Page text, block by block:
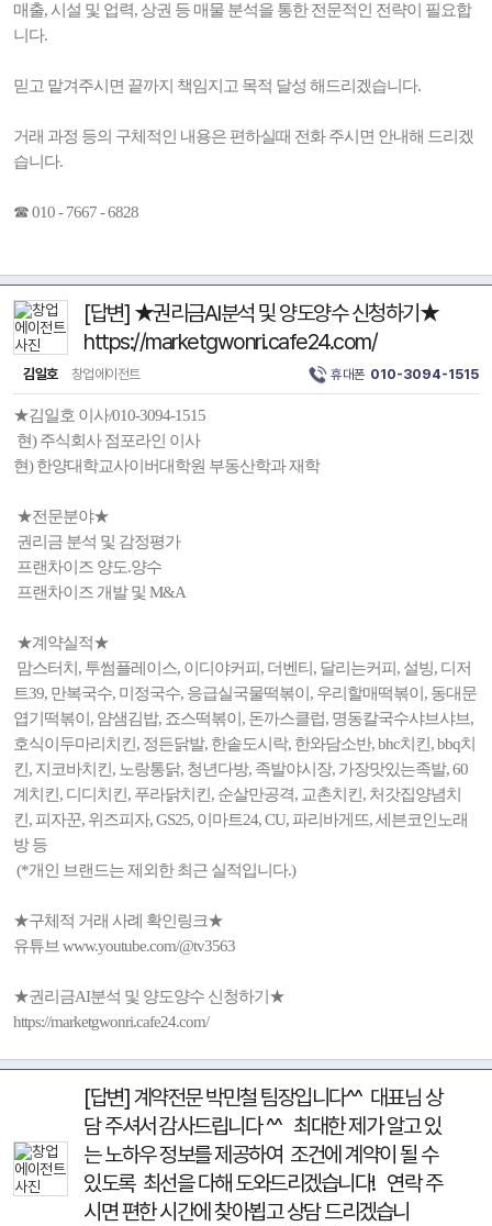
매출, 시설 및 업력, 상권 등 매물 분석을 통한 전문적인 전략이 필요합
니다.
믿고 맡겨주시면 끝까지 책임지고 목적 달성 해드리겠습니다.
거래 과정 등의 구체적인 내용은 편하실때 전화 주시면 안내해 드리겠
습니다.
☎ 010 - 7667 - 6828
[답변] ★권리금AI분석 및 양도양수 신청하기★
https://marketgwonri.cafe24.com/
김일호 창업에이전트 휴대폰 010-3094-1515
★김일호 이사/010-3094-1515
현) 주식회사 점포라인 이사
현) 한양대학교사이버대학원 부동산학과 재학
★전문분야★
권리금 분석 및 감정평가
프랜차이즈 양도.양수
프랜차이즈 개발 및 M&A
★계약실적★
맘스터치, 투썸플레이스, 이디야커피, 더벤티, 달리는커피, 설빙, 디저
트39, 만복국수, 미정국수, 응급실국물떡볶이, 우리할매떡볶이, 동대문
엽기떡볶이, 얌샘김밥, 죠스떡볶이, 돈까스클럽, 명동칼국수샤브샤브,
호식이두마리치킨, 정든닭발, 한솥도시락, 한와담소반, bhc치킨, bbq치
킨, 지코바치킨, 노랑통닭, 청년다방, 족발야시장, 가장맛있는족발, 60
계치킨, 디디치킨, 푸라닭치킨, 순살만공격, 교촌치킨, 처갓집양념치
킨, 피자꾼, 위즈피자, GS25, 이마트24, CU, 파리바게뜨, 세븐코인노래
방 등
(*개인 브랜드는 제외한 최근 실적입니다.)
★구체적 거래 사례 확인링크★
유튜브 www.youtube.com/@tv3563
★권리금AI분석 및 양도양수 신청하기★
https://marketgwonri.cafe24.com/
[답변] 계약전문 박민철 팀장입니다^^ 대표님 상
담 주셔서 감사드립니다 ^^ 최대한 제가 알고 있
는 노하우 정보를 제공하여 조건에 계약이 될 수
있도록 최선을 다해 도와드리겠습니다! 연락 주
시면 편한 시간에 찾아뵙고 상담 드리겠습니